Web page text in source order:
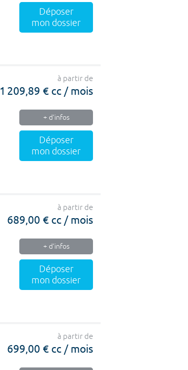
Déposer
mon dossier
à partir de
1 209,89 € cc / mois
+ d'infos
Déposer
mon dossier
à partir de
689,00 € cc / mois
+ d'infos
Déposer
mon dossier
à partir de
699,00 € cc / mois